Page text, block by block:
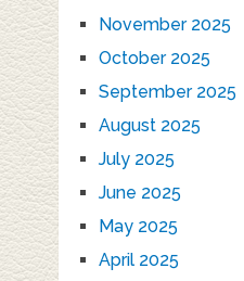
November 2025
October 2025
September 2025
August 2025
July 2025
June 2025
May 2025
April 2025